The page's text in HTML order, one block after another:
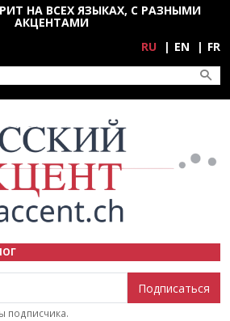
НА ВСЕХ ЯЗЫКАХ, С РАЗНЫМИ
АКЦЕНТАМИ
RU EN FR
подписчика.